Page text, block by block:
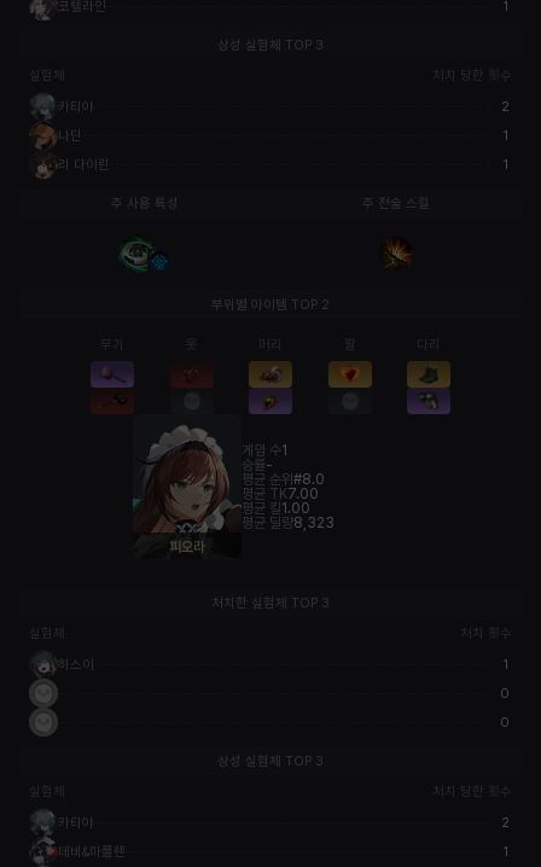
코렐라인
1
상성 실험체 TOP 3
실험체
처치 당한 횟수
카티야
나딘
리 다이린
2
1
1
주 사용 특성 주 전술 스킬
부위별 아이템 TOP 2
무기 옷 머리 팔 다리
피오라
게임 수1
승률-
평균 순위 #8.0
평균 TK7.00
평균 킬1.00
평균 딜량8,323
처치한 실험체 TOP 3
실험체
처치 횟수
히스이
1
0
0
상성 실험체 TOP 3
실험체
처치 당한 횟수
카티야
데비&마를렌
2
1